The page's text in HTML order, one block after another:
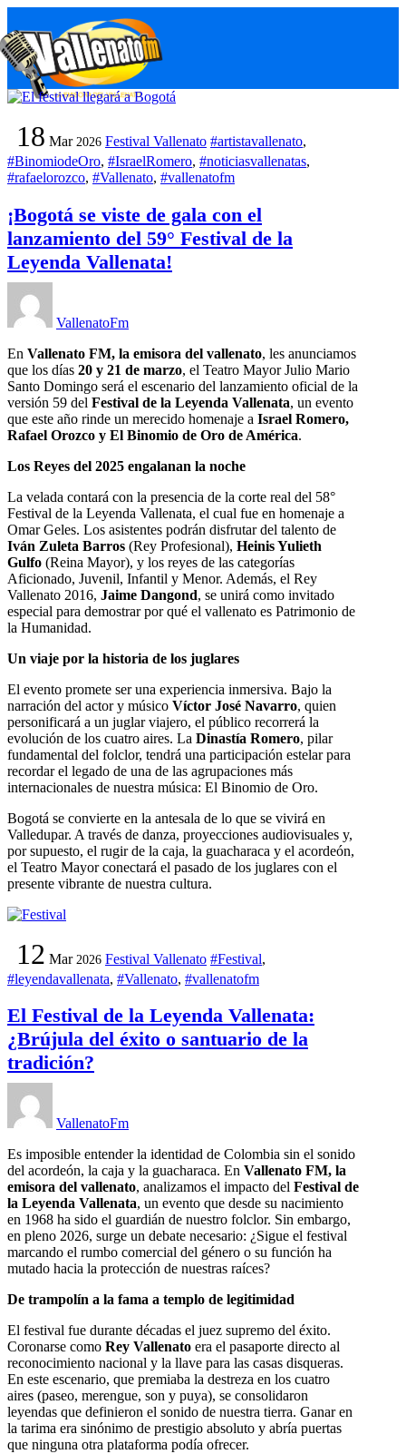
to
content
18 Mar 2026 Festival Vallenato #artistavallenato,
#BinomiodeOro, #IsraelRomero, #noticiasvallenatas,
#rafaelorozco, #Vallenato, #vallenatofm
¡Bogotá se viste de gala con el
lanzamiento del 59° Festival de la
Leyenda Vallenata!
VallenatoFm
En Vallenato FM, la emisora del vallenato, les anunciamos
que los días 20 y 21 de marzo, el Teatro Mayor Julio Mario
Santo Domingo será el escenario del lanzamiento oficial de la
versión 59 del Festival de la Leyenda Vallenata, un evento
que este año rinde un merecido homenaje a Israel Romero,
Rafael Orozco y El Binomio de Oro de América.
Los Reyes del 2025 engalanan la noche
La velada contará con la presencia de la corte real del 58°
Festival de la Leyenda Vallenata, el cual fue en homenaje a
Omar Geles. Los asistentes podrán disfrutar del talento de
Iván Zuleta Barros (Rey Profesional), Heinis Yulieth
Gulfo (Reina Mayor), y los reyes de las categorías
Aficionado, Juvenil, Infantil y Menor. Además, el Rey
Vallenato 2016, Jaime Dangond, se unirá como invitado
especial para demostrar por qué el vallenato es Patrimonio de
la Humanidad.
Un viaje por la historia de los juglares
El evento promete ser una experiencia inmersiva. Bajo la
narración del actor y músico Víctor José Navarro, quien
personificará a un juglar viajero, el público recorrerá la
evolución de los cuatro aires. La Dinastía Romero, pilar
fundamental del folclor, tendrá una participación estelar para
recordar el legado de una de las agrupaciones más
internacionales de nuestra música: El Binomio de Oro.
Bogotá se convierte en la antesala de lo que se vivirá en
Valledupar. A través de danza, proyecciones audiovisuales y,
por supuesto, el rugir de la caja, la guacharaca y el acordeón,
el Teatro Mayor conectará el pasado de los juglares con el
presente vibrante de nuestra cultura.
12 Mar 2026 Festival Vallenato #Festival,
#leyendavallenata, #Vallenato, #vallenatofm
El Festival de la Leyenda Vallenata:
¿Brújula del éxito o santuario de la
tradición?
VallenatoFm
Es imposible entender la identidad de Colombia sin el sonido
del acordeón, la caja y la guacharaca. En Vallenato FM, la
emisora del vallenato, analizamos el impacto del Festival de
la Leyenda Vallenata, un evento que desde su nacimiento
en 1968 ha sido el guardián de nuestro folclor. Sin embargo,
en pleno 2026, surge un debate necesario: ¿Sigue el festival
marcando el rumbo comercial del género o su función ha
mutado hacia la protección de nuestras raíces?
De trampolín a la fama a templo de legitimidad
El festival fue durante décadas el juez supremo del éxito.
Coronarse como Rey Vallenato era el pasaporte directo al
reconocimiento nacional y la llave para las casas disqueras.
En este escenario, que premiaba la destreza en los cuatro
aires (paseo, merengue, son y puya), se consolidaron
leyendas que definieron el sonido de nuestra tierra. Ganar en
la tarima era sinónimo de prestigio absoluto y abría puertas
que ninguna otra plataforma podía ofrecer.